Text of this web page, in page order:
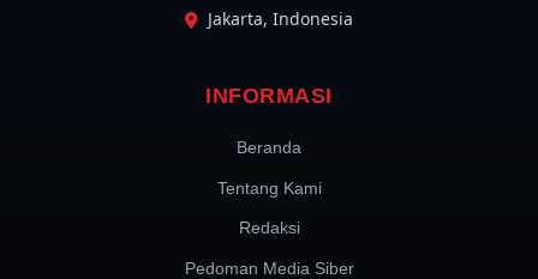
Jakarta, Indonesia
INFORMASI
Beranda
Tentang Kami
Redaksi
Pedoman Media Siber